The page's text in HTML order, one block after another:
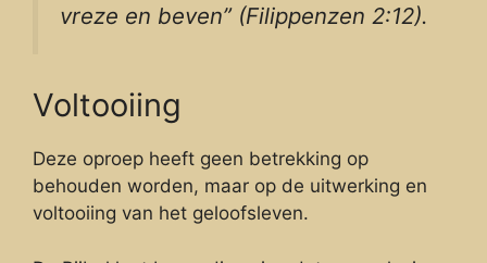
vreze en beven” (Filippenzen 2:12).
Voltooiing
Deze oproep heeft geen betrekking op
behouden worden, maar op de uitwerking en
voltooiing van het geloofsleven.